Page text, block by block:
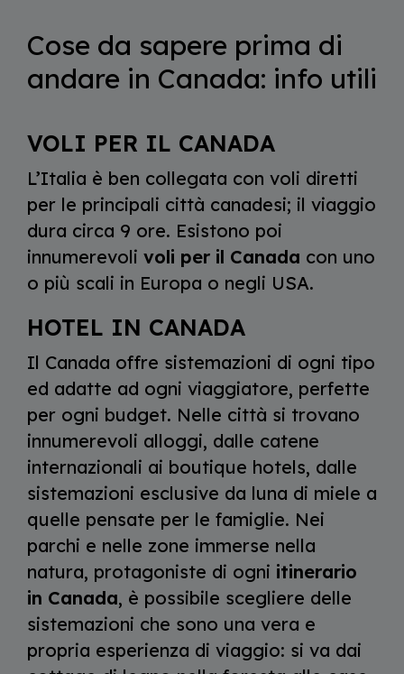
Cose da sapere prima di
andare in Canada: info utili
VOLI PER IL CANADA
L’Italia è ben collegata con voli diretti
per le principali città canadesi; il viaggio
dura circa 9 ore. Esistono poi
innumerevoli voli per il Canada con uno
o più scali in Europa o negli USA.
HOTEL IN CANADA
Il Canada offre sistemazioni di ogni tipo
ed adatte ad ogni viaggiatore, perfette
per ogni budget. Nelle città si trovano
innumerevoli alloggi, dalle catene
internazionali ai boutique hotels, dalle
sistemazioni esclusive da luna di miele a
quelle pensate per le famiglie. Nei
parchi e nelle zone immerse nella
natura, protagoniste di ogni itinerario
in Canada, è possibile scegliere delle
sistemazioni che sono una vera e
propria esperienza di viaggio: si va dai